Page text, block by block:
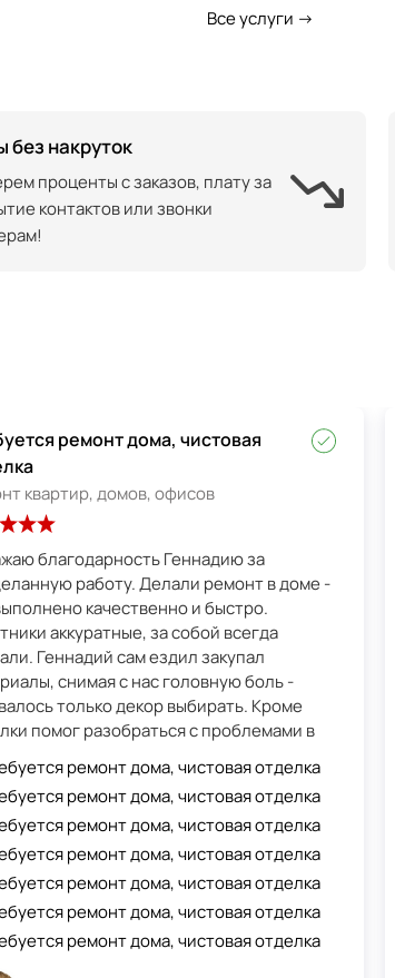
Все услуги ->
без накруток
проценты с заказов, плату за
контактов или звонки
ремонт дома, чистовая
квартир, домов, офисов
благодарность Геннадию за
работу. Делали ремонт в доме -
качественно и быстро.
аккуратные, за собой всегда
Геннадий сам ездил закупал
снимая с нас головную боль -
только декор выбирать. Кроме
помог разобраться с проблемами в